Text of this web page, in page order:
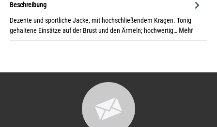
Beschreibung
Dezente und sportliche Jacke, mit hochschließendem Kragen. Tonig
gehaltene Einsätze auf der Brust und den Ärmeln; hochwertig… Mehr